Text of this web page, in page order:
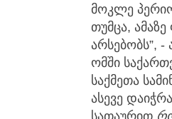
მოკლე
თუმცა,
არსებობს”,
ომში
საქმეთა
ასევე